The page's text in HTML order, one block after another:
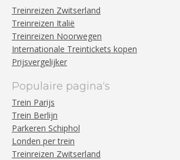
Treinreizen Zwitserland
Treinreizen Italië
Treinreizen Noorwegen
Internationale Treintickets kopen
Prijsvergelijker
Populaire pagina‘s
Trein Parijs
Trein Berlijn
Parkeren Schiphol
Londen per trein
Treinreizen Zwitserland